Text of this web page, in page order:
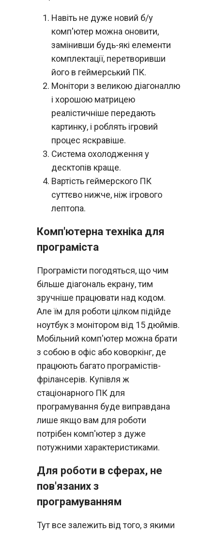
Навіть не дуже новий б/у
комп'ютер можна оновити,
замінивши будь-які елементи
комплектації, перетворивши
його в геймерський ПК.
Монітори з великою діагоналлю
і хорошою матрицею
реалістичніше передають
картинку, і роблять ігровий
процес яскравіше.
Система охолодження у
десктопів краще.
Вартість геймерского ПК
суттєво нижче, ніж ігрового
лептопа.
Комп'ютерна техніка для
програміста
Програмісти погодяться, що чим
більше діагональ екрану, тим
зручніше працювати над кодом.
Але їм для роботи цілком підійде
ноутбук з монітором від 15 дюймів.
Мобільний комп'ютер можна брати
з собою в офіс або коворкінг, де
працюють багато програмістів-
фрілансерів. Купівля ж
стаціонарного ПК для
програмування буде виправдана
лише якщо вам для роботи
потрібен комп'ютер з дуже
потужними характеристиками.
Для роботи в сферах, не
пов'язаних з
програмуванням
Тут все залежить від того, з якими